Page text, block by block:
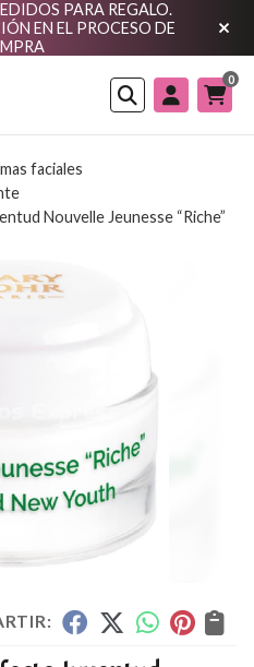
PARA REGALO.
EN EL PROCESO DE
Buscar
0
faciales
Nouvelle Jeunesse “Riche”